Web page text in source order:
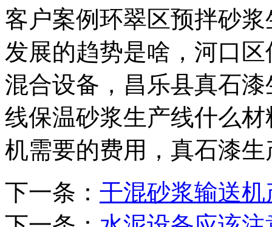
客户案例环翠区预拌砂
发展的趋势是啥，河口
混合设备，昌乐县真石
线保温砂浆生产线什么
机需要的费用，真石漆
下一条： 干混砂浆输送